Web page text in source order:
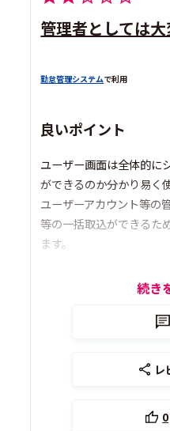
管理者としては
勤怠管理システムで利用
良いポイント
ユーザー画面は全体的に
ができるのか分かり易く
ユーザーアカウント等の
等の一括取込ができるた
ます。
続き
レ
0